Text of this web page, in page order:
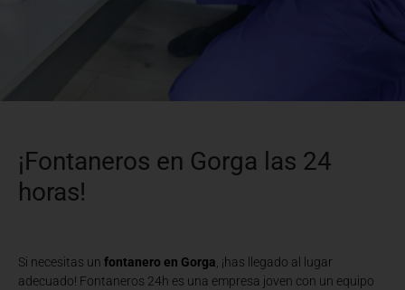
¡Fontaneros en Gorga las 24
horas!
Si necesitas un fontanero en Gorga , ¡has llegado al lugar
adecuado! Fontaneros 24h es una empresa joven con un equipo